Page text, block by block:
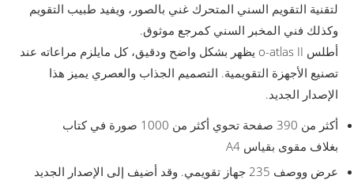
لتقنية التقويم السني المتحرك غني بالصور، ويفيد طبيب التقويم
وكذلك فني المخبر السني كمرجع موثوق.
أطلس o-atlas II يظهر بشكل واضح ودقيق، كل مايلزم مراعاته عند
تصنيع الأجهزة التقويمية. التصميم الجذاب والعصري يميز هذا
الإصدار الجديد.
أكثر من 390 صفحة تحوي أكثر من 1000 صورة في كتاب
بغلاف مقوى بقياس A4
عرض ووصف 235 جهاز تقويمي. وقد أضيف إلى الإصدار الجديد